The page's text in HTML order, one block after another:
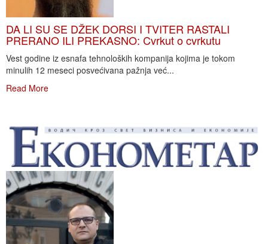
DA LI SU SE DŽEK DORSI I TVITER RASTALI
PRERANO ILI PREKASNO: Cvrkut o cvrkutu
Vest godine iz esnafa tehnoloških kompanija kojima je tokom
minulih 12 meseci posvećivana pažnja već...
Read More